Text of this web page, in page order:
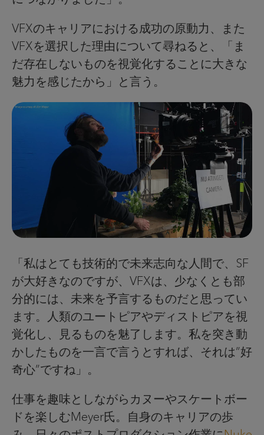
VFXのキャリアにおける成功の原動力、また
VFXを選択した理由について尋ねると、「ま
だ存在しないものを視覚化することに大きな
魅力を感じたから」と言う。
「私はとても技術的で未来志向な人間で、SF
が大好きなのですが、VFXは、少なくとも部
分的には、未来を予言するものだと思ってい
ます。人類のユートピアやディストピアを視
覚化し、見るものを魅了します。私を突き動
かしたものを一言で言うとすれば、それは”好
奇心”ですね」。
仕事を趣味としながらカヌーやスケートボー
ドを楽しむMeyer氏。自身のキャリアの歩